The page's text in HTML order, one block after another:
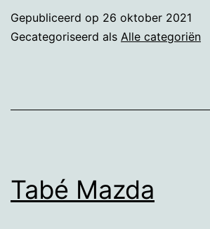
Gepubliceerd op 26 oktober 2021
Gecategoriseerd als Alle categoriën
Tabé Mazda